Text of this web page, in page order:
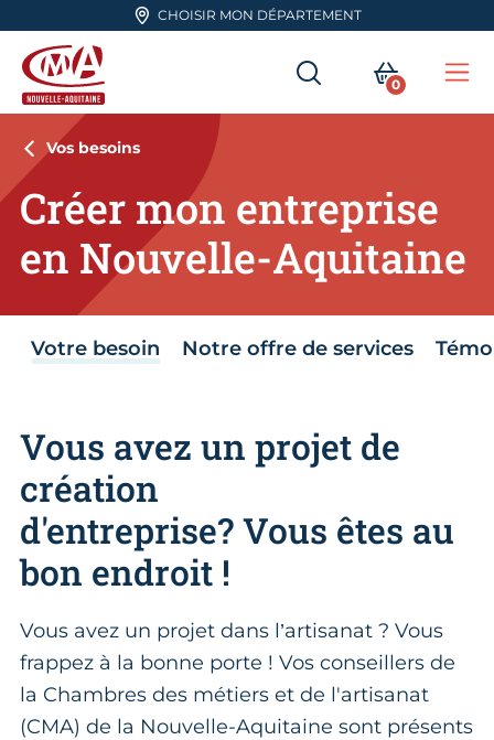
Aller en haut de pageCHOISIR MON DÉPARTEMENT
CMA Nouvelle-Aquitaine
RECHERCHER
MON
0
Vos besoins
Créer mon entreprise
en Nouvelle-Aquitaine
Votre besoin Notre offre de services
Vous avez un projet de
création
d'entreprise? Vous êtes au
bon endroit !
Vous avez un projet dans l’artisanat ? Vous
frappez à la bonne porte ! Vos conseillers de
la Chambres des métiers et de l'artisanat
(CMA) de la Nouvelle-Aquitaine sont présents